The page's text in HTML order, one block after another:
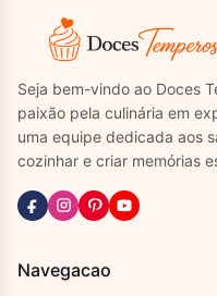
Seja bem-vindo ao Doces
paixão pela culinária em
uma equipe dedicada aos
cozinhar e criar memórias
Navegacao